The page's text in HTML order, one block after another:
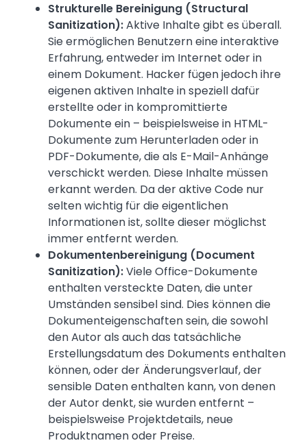
Strukturelle Bereinigung (Structural
Sanitization):Aktive Inhalte gibt es überall.
Sie ermöglichen Benutzern eine interaktive
Erfahrung, entweder im Internet oder in
einem Dokument. Hacker fügen jedoch ihre
eigenen aktiven Inhalte in speziell dafür
erstellte oder in kompromittierte
Dokumente ein – beispielsweise in HTML-
Dokumente zum Herunterladen oder in
PDF-Dokumente, die als E-Mail-Anhänge
verschickt werden. Diese Inhalte müssen
erkannt werden. Da der aktive Code nur
selten wichtig für die eigentlichen
Informationen ist, sollte dieser möglichst
immer entfernt werden.
Dokumentenbereinigung (Document
Sanitization):Viele Office-Dokumente
enthalten versteckte Daten, die unter
Umständen sensibel sind. Dies können die
Dokumenteigenschaften sein, die sowohl
den Autor als auch das tatsächliche
Erstellungsdatum des Dokuments enthalten
können, oder der Änderungsverlauf, der
sensible Daten enthalten kann, von denen
der Autor denkt, sie wurden entfernt –
beispielsweise Projektdetails, neue
Produktnamen oder Preise.